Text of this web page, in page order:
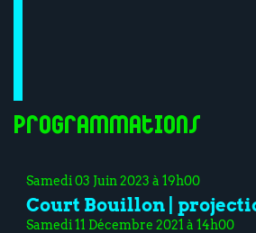
Programmations
Samedi 03 Juin 2023 à 19h00
Court Bouillon |
Samedi 11 Décembre 2021 à 14h00